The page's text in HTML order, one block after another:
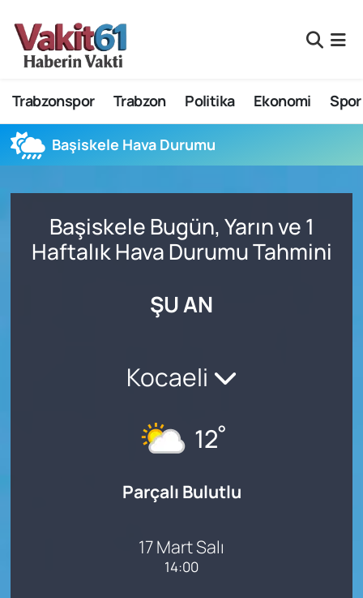
Trabzonspor Trabzon Politika Ekonomi Spor
Başiskele Hava Durumu
Başiskele Bugün, Yarın ve 1
Haftalık Hava Durumu Tahmini
ŞU AN
Kocaeli
12°
Parçalı Bulutlu
17 Mart Salı
14:00
Nöbetçi Eczaneler
Hava Durumu
Namaz Vakitleri
Süper Lig Puan Durumu ve Fikstür
Son Dakika Haberleri